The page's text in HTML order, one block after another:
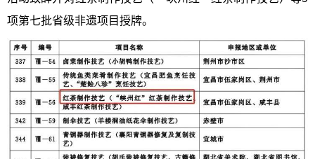
项第七批省级非遗项目授牌。